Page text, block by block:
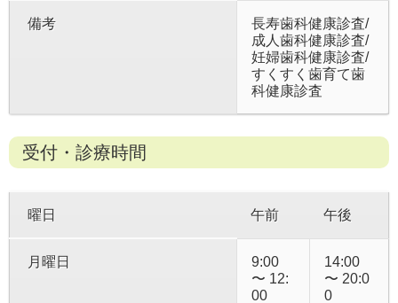
備考
長寿歯科健康診査/
成人歯科健康診査/
妊婦歯科健康診査/
すくすく歯育て歯
科健康診査
受付・診療時間
曜日 午前 午後
月曜日
9:00
〜 12:
00
14:00
〜 20:0
0